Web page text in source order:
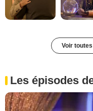
Voir
Les épisodes